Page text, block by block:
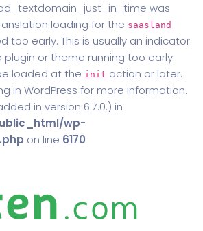
was
loading for the saasland
too early. This is usually an indicator
or theme running too early.
loaded at the init action or later.
in WordPress for more information.
in version 6.7.0.) in
wp-
on line 6170